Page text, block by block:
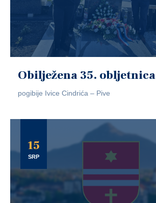
Obilježena 35. obljetnica
pogibije Ivice Cindrića – Pive
15
SRP